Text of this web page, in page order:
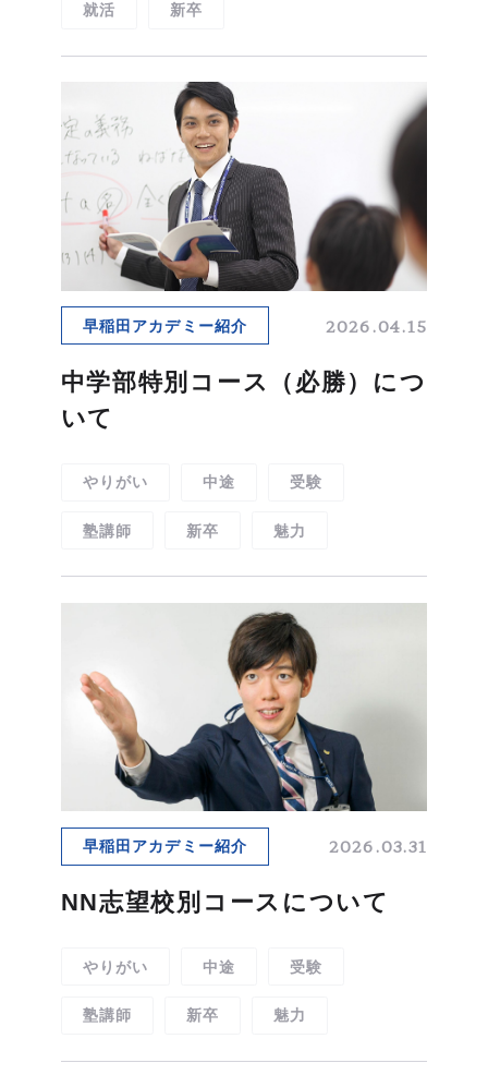
就活 新卒
早稲田アカデミー紹介 2026.04.15
中学部特別コース（必勝）につ
いて
やりがい 中途 受験
塾講師 新卒 魅力
早稲田アカデミー紹介 2026.03.31
NN志望校別コースについて
やりがい 中途 受験
塾講師 新卒 魅力
RECRUITING SITE